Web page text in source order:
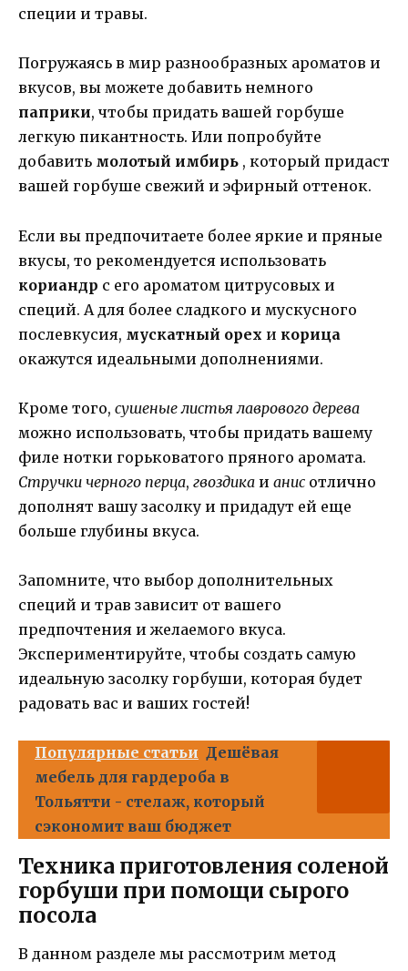
специи и травы.
Погружаясь в мир разнообразных ароматов и
вкусов, вы можете добавить немного
паприки, чтобы придать вашей горбуше
легкую пикантность. Или попробуйте
добавить молотый имбирь , который придаст
вашей горбуше свежий и эфирный оттенок.
Если вы предпочитаете более яркие и пряные
вкусы, то рекомендуется использовать
кориандр с его ароматом цитрусовых и
специй. А для более сладкого и мускусного
послевкусия, мускатный орех и корица
окажутся идеальными дополнениями.
Кроме того, сушеные листья лаврового дерева
можно использовать, чтобы придать вашему
филе нотки горьковатого пряного аромата.
Стручки черного перца, гвоздика и анис отлично
дополнят вашу засолку и придадут ей еще
больше глубины вкуса.
Запомните, что выбор дополнительных
специй и трав зависит от вашего
предпочтения и желаемого вкуса.
Экспериментируйте, чтобы создать самую
идеальную засолку горбуши, которая будет
радовать вас и ваших гостей!
Популярные статьи Дешёвая
мебель для гардероба в
Тольятти - стелаж, который
сэкономит ваш бюджет
Техника приготовления соленой
горбуши при помощи сырого
посола
В данном разделе мы рассмотрим метод